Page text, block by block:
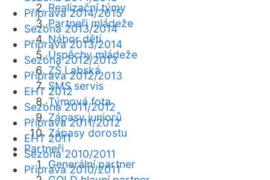
Realizační týmy
Partneři mládeže
Nábor dětí
Úspěchy mládeže
ZŠ Labská
SMS servis
Týmová fota
Zápasy juniorů
Zápasy dorostu
Partneři
Generální partner
Příprava 2014/2015
Sezóna 2013/2014
Příprava 2013/2014
Sezóna 2012/2013
Příprava 2012/2013
EHT 2012
Sezóna 2011/2012
Příprava 2011/2012
EHT 2011
Sezóna 2010/2011
Příprava 2010/2011